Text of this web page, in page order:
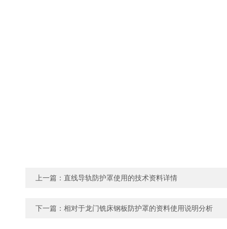
上一篇： 直线导轨防护罩使用的技术资料详情
下一篇： 相对于龙门铣床钢板防护罩的资料使用说明分析